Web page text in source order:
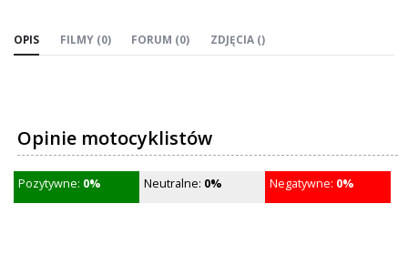
OPIS FILMY (0) FORUM (0) ZDJĘCIA ()
Opinie motocyklistów
Pozytywne: 0% Neutralne: 0% Negatywne: 0%